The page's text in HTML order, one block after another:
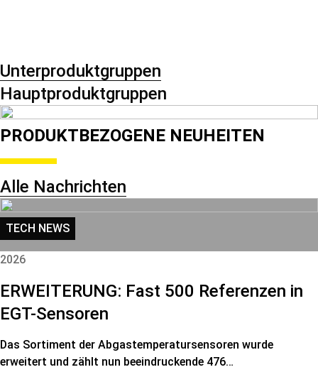
Unterproduktgruppen
Hauptproduktgruppen
PRODUKTBEZOGENE NEUHEITEN
Alle Nachrichten
TECH NEWS
2026
ERWEITERUNG: Fast 500 Referenzen in
EGT-Sensoren
Das Sortiment der Abgastemperatursensoren wurde
erweitert und zählt nun beeindruckende 476…